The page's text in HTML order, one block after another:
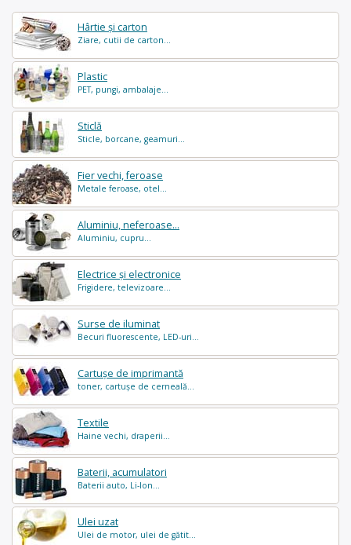
Hârtie și carton
Ziare, cutii de carton...
Plastic
PET, pungi, ambalaje...
Sticlă
Sticle, borcane, geamuri...
Fier vechi, feroase
Metale feroase, otel...
Aluminiu, neferoase...
Aluminiu, cupru...
Electrice și electronice
Frigidere, televizoare...
Surse de iluminat
Becuri fluorescente, LED-uri...
Cartușe de imprimantă
toner, cartușe de cerneală...
Textile
Haine vechi, draperii...
Baterii, acumulatori
Baterii auto, Li-Ion...
Ulei uzat
Ulei de motor, ulei de gătit...